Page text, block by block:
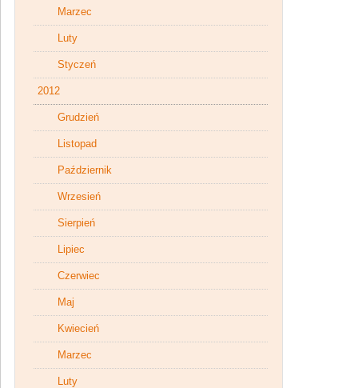
Marzec
Luty
Styczeń
2012
Grudzień
Listopad
Październik
Wrzesień
Sierpień
Lipiec
Czerwiec
Maj
Kwiecień
Marzec
Luty